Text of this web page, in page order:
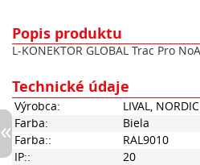
Popis produktu
L-KONEKTOR GLOBAL Trac Pro NoA
Technické údaje
Výrobca:
LIVAL,
Farba:
Biela
Farba::
RAL9010
IP::
20